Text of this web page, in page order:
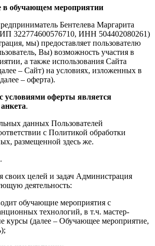
в обучающем мероприятии
Бентелева Маргарита
322774600576710, ИНН 504402080261)
мы) предоставляет пользователю
Вы) возможность участия в
а также использования Сайта
– Сайт) на условиях, изложенных в
– оферта).
условиями оферты является
.
данных Пользователей
с Политикой обработки
размещенной здесь же.
.
своих целей и задач Администрация
деятельность:
обучающие мероприятия с
технологий, в т.ч. мастер-
курсы (далее – Обучающее мероприятие,